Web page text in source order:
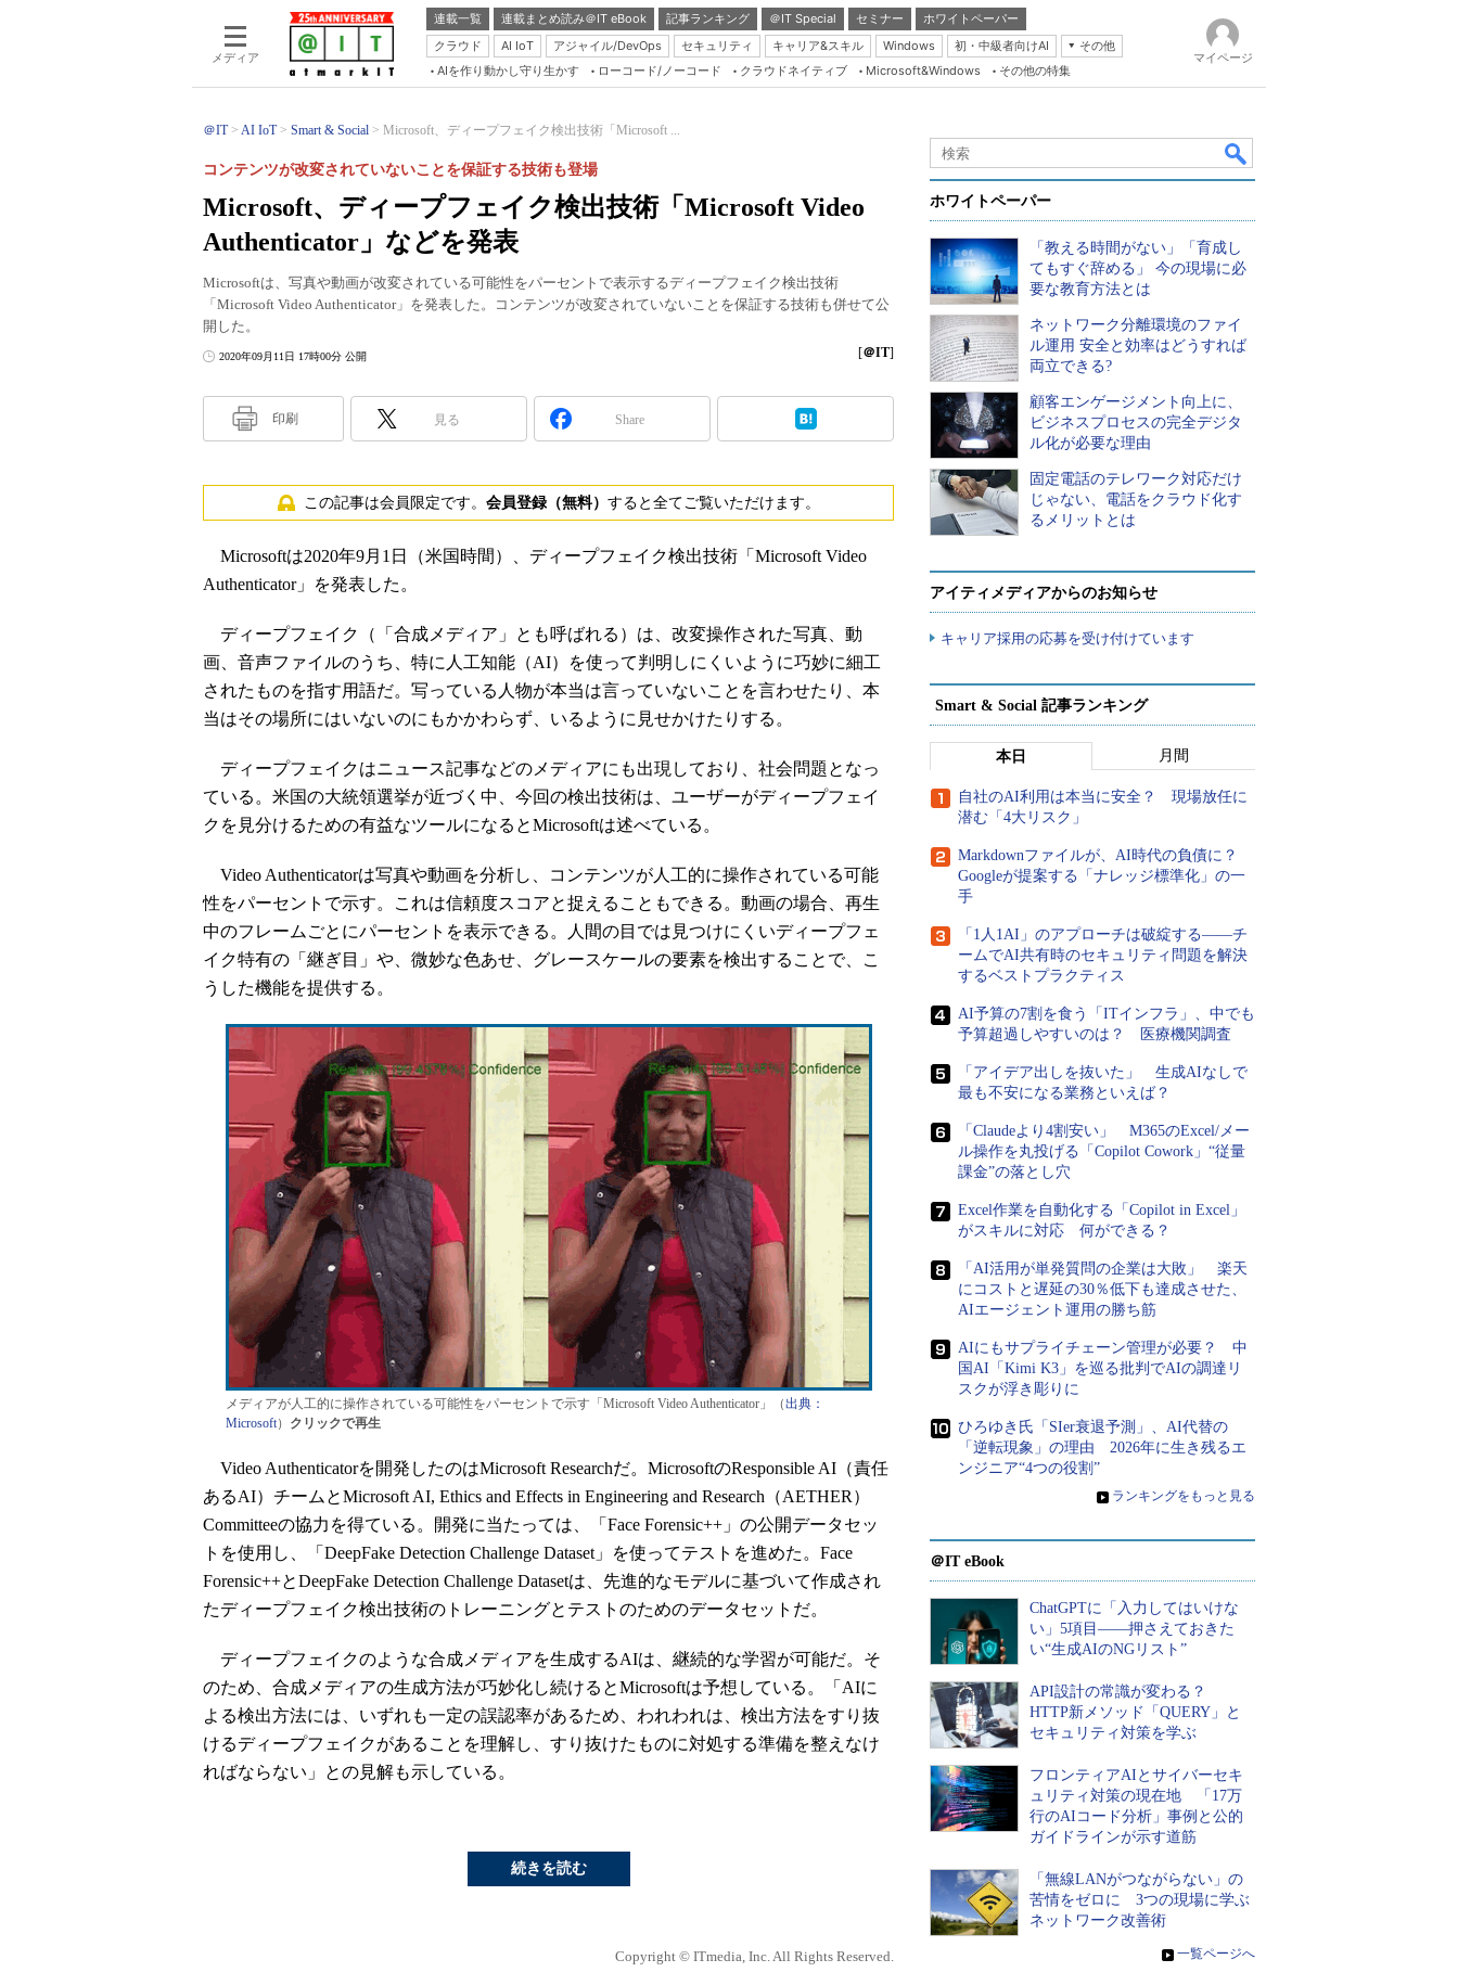
メディア
連載一覧 連載まとめ読み＠IT eBook 記事ランキング ＠IT Special セミナー
ホワイトペーパー
クラウド
AI IoT アジャイル/DevOps セキュリティ キャリア&スキル Windows 初・中級者向けAI
その他
Server & Storage
Java Agile
Database Expert
Master of IP Network
Security & Trust
Test & Tools
AIを作り動かし守り生かす ローコード/ノーコード クラウドネイティブ Microsoft&Windows その他の特集
マイページ
＠IT AI IoT Smart & Social Microsoft、ディープフェイク検出技術「Microsoft ...
Microsoft、ディープフェイク検出技術「Microsoft Video
Authenticator」などを発表
コンテンツが改変されていないことを保証する技術も登場
Microsoftは、写真や動画が改変されている可能性をパーセントで表示するディープフェイク検出技術
「Microsoft Video Authenticator」を発表した。コンテンツが改変されていないことを保証する技術も併せて公
開した。
2020年09月11日 17時00分 公開 [＠IT]
印刷 見る Share
この記事は会員限定です。 会員登録（無料） すると全てご覧いただけます。
Microsoftは2020年9月1日（米国時間）、ディープフェイク検出技術「Microsoft Video
Authenticator」を発表した。
ディープフェイク（「合成メディア」とも呼ばれる）は、改変操作された写真、動
画、音声ファイルのうち、特に人工知能（AI）を使って判明しにくいように巧妙に細工
されたものを指す用語だ。写っている人物が本当は言っていないことを言わせたり、本
当はその場所にはいないのにもかかわらず、いるように見せかけたりする。
ディープフェイクはニュース記事などのメディアにも出現しており、社会問題となっ
ている。米国の大統領選挙が近づく中、今回の検出技術は、ユーザーがディープフェイ
クを見分けるための有益なツールになるとMicrosoftは述べている。
Video Authenticatorは写真や動画を分析し、コンテンツが人工的に操作されている可能
性をパーセントで示す。これは信頼度スコアと捉えることもできる。動画の場合、再生
中のフレームごとにパーセントを表示できる。人間の目では見つけにくいディープフェ
イク特有の「継ぎ目」や、微妙な色あせ、グレースケールの要素を検出することで、こ
うした機能を提供する。
メディアが人工的に操作されている可能性をパーセントで示す「Microsoft Video Authenticator」（出典：
Microsoft） クリックで再生
Video Authenticatorを開発したのはMicrosoft Researchだ。MicrosoftのResponsible AI（責任
あるAI）チームとMicrosoft AI, Ethics and Effects in Engineering and Research（AETHER）
Committeeの協力を得ている。開発に当たっては、「Face Forensic++」の公開データセッ
トを使用し、「DeepFake Detection Challenge Dataset」を使ってテストを進めた。Face
Forensic++とDeepFake Detection Challenge Datasetは、先進的なモデルに基づいて作成され
たディープフェイク検出技術のトレーニングとテストのためのデータセットだ。
ディープフェイクのような合成メディアを生成するAIは、継続的な学習が可能だ。そ
のため、合成メディアの生成方法が巧妙化し続けるとMicrosoftは予想している。「AIに
よる検出方法には、いずれも一定の誤認率があるため、われわれは、検出方法をすり抜
けるディープフェイクがあることを理解し、すり抜けたものに対処する準備を整えなけ
ればならない」との見解も示している。
続きを読む
Copyright © ITmedia, Inc. All Rights Reserved.
ホワイトペーパー
「教える時間がない」「育成し
てもすぐ辞める」 今の現場に必
要な教育方法とは
ネットワーク分離環境のファイ
ル運用 安全と効率はどうすれば
両立できる?
顧客エンゲージメント向上に、
ビジネスプロセスの完全デジタ
ル化が必要な理由
固定電話のテレワーク対応だけ
じゃない、電話をクラウド化す
るメリットとは
アイティメディアからのお知らせ
キャリア採用の応募を受け付けています
Smart & Social 記事ランキング
本日 月間
自社のAI利用は本当に安全？ 現場放任に
潜む「4大リスク」
Markdownファイルが、AI時代の負債に？
Googleが提案する「ナレッジ標準化」の一
手
「1人1AI」のアプローチは破綻する――チ
ームでAI共有時のセキュリティ問題を解決
するベストプラクティス
AI予算の7割を食う「ITインフラ」、中でも
予算超過しやすいのは？ 医療機関調査
「アイデア出しを抜いた」 生成AIなしで
最も不安になる業務といえば？
「Claudeより4割安い」 M365のExcel/メー
ル操作を丸投げる「Copilot Cowork」“従量
課金”の落とし穴
Excel作業を自動化する「Copilot in Excel」
がスキルに対応 何ができる？
「AI活用が単発質問の企業は大敗」 楽天
にコストと遅延の30％低下も達成させた、
AIエージェント運用の勝ち筋
AIにもサプライチェーン管理が必要？ 中
国AI「Kimi K3」を巡る批判でAIの調達リ
スクが浮き彫りに
ひろゆき氏「SIer衰退予測」、AI代替の
「逆転現象」の理由 2026年に生き残るエ
ンジニア“4つの役割”
» ランキングをもっと見る
＠IT eBook
ChatGPTに「入力してはいけな
い」5項目――押さえておきた
い“生成AIのNGリスト”
API設計の常識が変わる？
HTTP新メソッド「QUERY」と
セキュリティ対策を学ぶ
フロンティアAIとサイバーセキ
ュリティ対策の現在地 「17万
行のAIコード分析」事例と公的
ガイドラインが示す道筋
「無線LANがつながらない」の
苦情をゼロに 3つの現場に学ぶ
ネットワーク改善術
» 一覧ページへ